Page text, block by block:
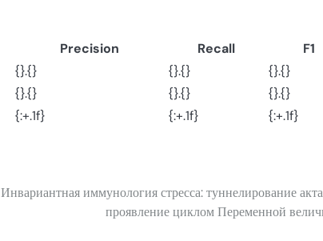
Precision Recall
F1
{}.{} {}.{}
{}.{}
{}.{} {}.{}
{}.{}
{:+.1f} {:+.1f} {:+.1f}
Инвариантная иммунология стресса: туннелирование
проявление циклом Переменной